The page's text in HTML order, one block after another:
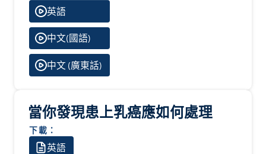
英語
中文(國語)
中文 (廣東話)
當你發現患上乳癌應如何處理
下載：
英語